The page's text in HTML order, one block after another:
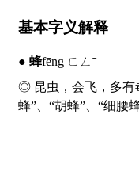
基本字义解释
蜂fēng ㄈㄥˉ
◎ 昆虫，会飞，多有毒刺，能蜇人。有“蜜蜂”、“熊
蜂”、“胡蜂”、“细腰